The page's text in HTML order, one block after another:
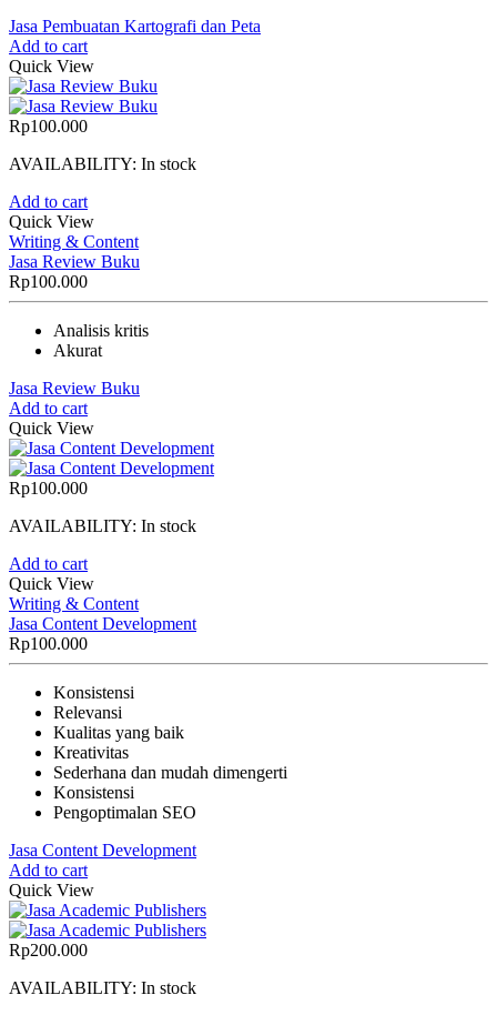
Jasa Pembuatan Kartografi dan Peta
Add to cart
Quick View
Rp100.000
AVAILABILITY: In stock
Add to cart
Quick View
Writing & Content
Jasa Review Buku
Rp100.000
Analisis kritis
Akurat
Jasa Review Buku
Add to cart
Quick View
Rp100.000
AVAILABILITY: In stock
Add to cart
Quick View
Writing & Content
Jasa Content Development
Rp100.000
Konsistensi
Relevansi
Kualitas yang baik
Kreativitas
Sederhana dan mudah dimengerti
Konsistensi
Pengoptimalan SEO
Jasa Content Development
Add to cart
Quick View
Rp200.000
AVAILABILITY: In stock